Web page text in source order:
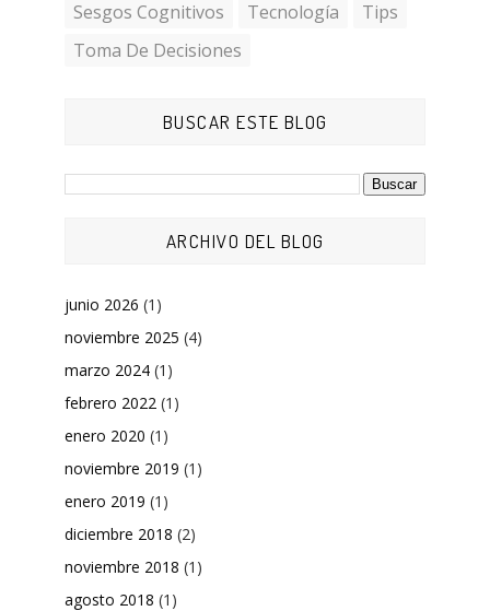
Sesgos Cognitivos Tecnología
Tips
Toma De Decisiones
BUSCAR ESTE BLOG
ARCHIVO DEL BLOG
junio 2026 (1)
noviembre 2025 (4)
marzo 2024 (1)
febrero 2022 (1)
enero 2020 (1)
noviembre 2019 (1)
enero 2019 (1)
diciembre 2018 (2)
noviembre 2018 (1)
agosto 2018 (1)